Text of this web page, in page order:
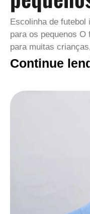
Escolinha de
para os pequenos O
para muitas
Continue